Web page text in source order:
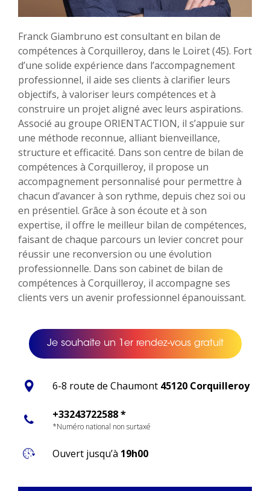
Franck Giambruno est consultant en bilan de
compétences à Corquilleroy, dans le Loiret (45). Fort
d’une solide expérience dans l’accompagnement
professionnel, il aide ses clients à clarifier leurs
objectifs, à valoriser leurs compétences et à
construire un projet aligné avec leurs aspirations.
Associé au groupe ORIENTACTION, il s’appuie sur
une méthode reconnue, alliant bienveillance,
structure et efficacité. Dans son centre de bilan de
compétences à Corquilleroy, il propose un
accompagnement personnalisé pour permettre à
chacun d’avancer à son rythme, depuis chez soi ou
en présentiel. Grâce à son écoute et à son
expertise, il offre le meilleur bilan de compétences,
faisant de chaque parcours un levier concret pour
réussir une reconversion ou une évolution
professionnelle. Dans son cabinet de bilan de
compétences à Corquilleroy, il accompagne ses
clients vers un avenir professionnel épanouissant.
Je souhaite un 1er rendez-vous gratuit
6-8 route de Chaumont 45120 Corquilleroy
+33243722588 *
*Numéro national non surtaxé
Ouvert jusqu’à 19h00